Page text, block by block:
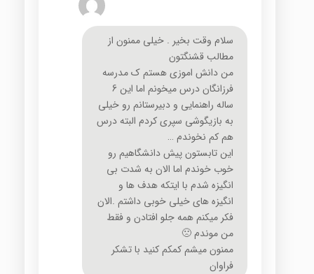
سلام وقت بخیر . خیلی ممنون از
مطالب قشنگتون
من دانش اموزی هستم ک مدرسه
فرزانگان درس میخونم اما این 6
ساله راهنمایی و دبیرستانم رو خیلی
به بازیگوشی سپری کردم البته درس
هم کم نخوندم …
این تابستون پیش دانشگاهیم رو
خوب خوندم اما الان به شدت بی
انگیزه شدم با ایتکه هدف ها و
انگیزه های خیلی خوبی داشتم .الان
فکر میکنم همه جلو افتادن و فقط
من موندم 🙁
ممنون میشم کمکم کنید با تشکر
فراوان